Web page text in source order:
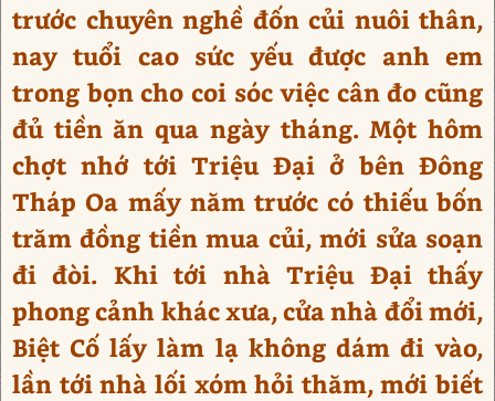
trước chuyên nghề đốn củi nuôi thân,
nay tuổi cao sức yếu được anh em
trong bọn cho coi sóc việc cân đo cũng
đủ tiền ăn qua ngày tháng. Một hôm
chợt nhớ tới Triệu Đại ở bên Đông
Tháp Oa mấy năm trước có thiếu bốn
trăm đồng tiền mua củi, mới sửa soạn
đi đòi. Khi tới nhà Triệu Đại thấy
phong cảnh khác xưa, cửa nhà đổi mới,
Biệt Cố lấy làm lạ không dám đi vào,
lần tới nhà lối xóm hỏi thăm, mới biết